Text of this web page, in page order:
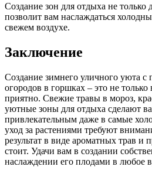
Создание зон для отдыха не только
позволит вам наслаждаться
свежем воздухе.
Заключение
Создание зимнего уличного уюта
огородов в горшках – это не
приятно. Свежие травы в мороз,
уютные зоны для отдыха сделают
привлекательным даже в самые
уход за растениями требуют
результат в виде ароматных трав и
стоит. Удачи вам в создании
наслаждении его плодами в любое